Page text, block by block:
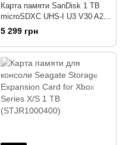
Карта памяти SanDisk 1 TB
microSDXC UHS-I U3 V30 A2
Extreme (SDSQXAV-1T00-
GN6MA)
5 299 грн